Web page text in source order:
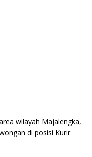
wilayah Majalengka,
di posisi Kurir